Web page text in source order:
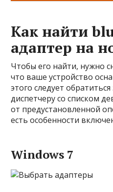
Как найти
адаптер на
Чтобы его найти, нужно
что ваше устройство
этого следует
диспетчеру со списком
от предустановленной
есть особенности
Windows 7